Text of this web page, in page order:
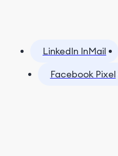
LinkedIn InMail
Facebook Pixel